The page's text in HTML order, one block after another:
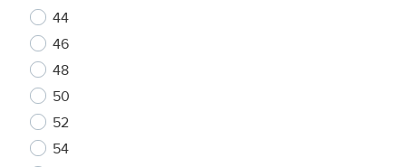
44
46
48
50
52
54